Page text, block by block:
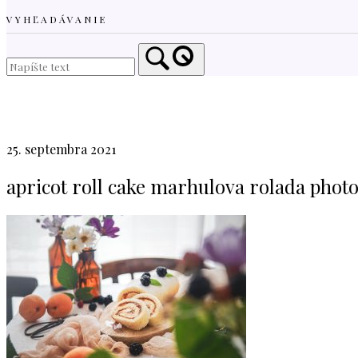
VYHĽADÁVANIE
25. septembra 2021
apricot roll cake marhulova rolada